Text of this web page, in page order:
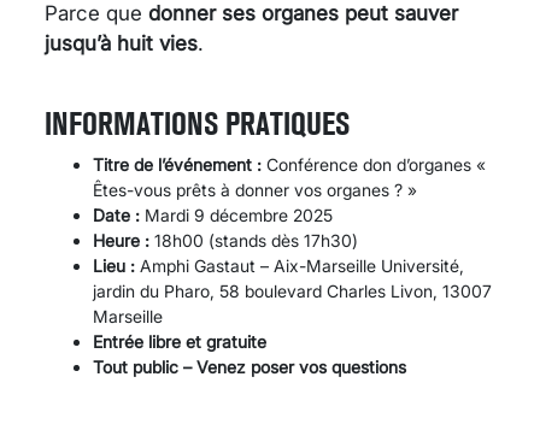
Parce que donner ses organes peut sauver
jusqu’à huit vies.
INFORMATIONS PRATIQUES
Titre de l’événement : Conférence don d’organes «
Êtes-vous prêts à donner vos organes ? »
Date : Mardi 9 décembre 2025
Heure : 18h00 (stands dès 17h30)
Lieu : Amphi Gastaut – Aix-Marseille Université,
jardin du Pharo, 58 boulevard Charles Livon, 13007
Marseille
Entrée libre et gratuite
Tout public – Venez poser vos questions